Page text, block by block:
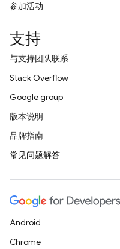
参加活动
支持
与支持团队联系
Stack Overflow
Google group
版本说明
品牌指南
常见问题解答
Android
Chrome